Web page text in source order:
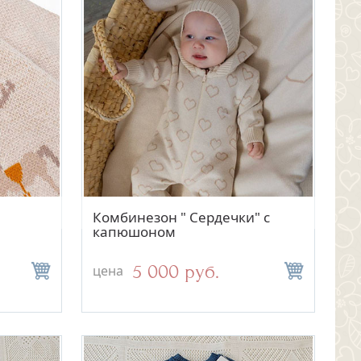
Быстрый просмотр
Комбинезон " Сердечки" с
капюшоном
цена 5 000 руб.